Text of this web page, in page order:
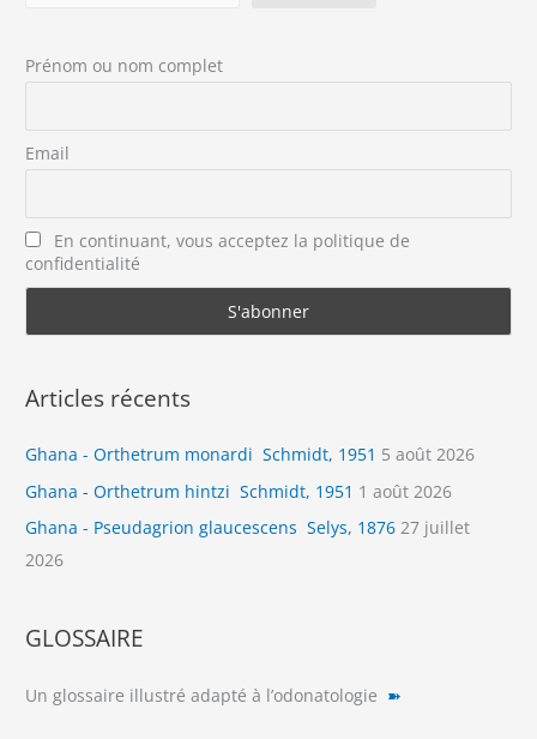
Prénom ou nom complet
Email
En continuant, vous acceptez la politique de
confidentialité
Articles récents
Ghana - Orthetrum monardi Schmidt, 1951 5 août 2026
Ghana - Orthetrum hintzi Schmidt, 1951 1 août 2026
Ghana - Pseudagrion glaucescens Selys, 1876 27 juillet
2026
GLOSSAIRE
Un glossaire illustré adapté à l’odonatologie ➽